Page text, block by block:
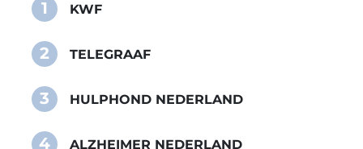
1 KWF
2 TELEGRAAF
3 HULPHOND NEDERLAND
4 ALZHEIMER NEDERLAND